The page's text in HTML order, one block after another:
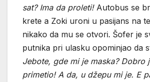
sat? Ima da proleti!Autobus se
krete a Zoki uroni u pasijans na
nikako da mu se otvori. Šofer je
putnika pri ulasku opominjao da
Jebote, gde mi je maska? Dobro
primetio! A da, u džepu mi je. E